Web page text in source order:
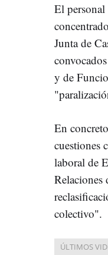
El
Junta de
y de
En
cuestiones
laboral de
Relaciones
colectivo".